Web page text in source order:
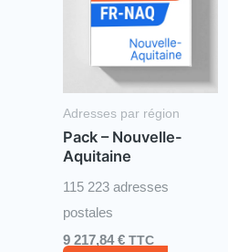
Adresses par région
Pack – Nouvelle-
Aquitaine
115 223 adresses
postales
9 217,84€ TTC